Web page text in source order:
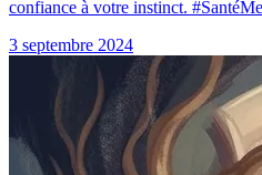
confiance à votre instinct.
3 septembre 2024